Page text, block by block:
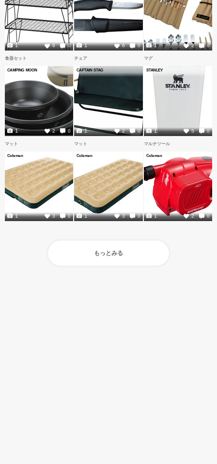
6 0
1 6 0
1 2 0
1
食器セット
CAMPING MOON
2 0
1
チェア
CAPTAIN STAG
2 0
1
マグ
STANLEY
5 0
1
マット
Coleman
3 0
1
マット
Coleman
3 0
1
マルチツール
Coleman
2 0
1
もっとみる